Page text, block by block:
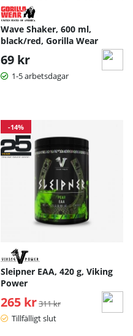
Wave Shaker, 600 ml,
black/red, Gorilla Wear
69 kr
1-5 arbetsdagar
-14%
Sleipner EAA, 420 g, Viking
Power
265 kr Ordinarie pris:
311 kr
Tillfälligt slut